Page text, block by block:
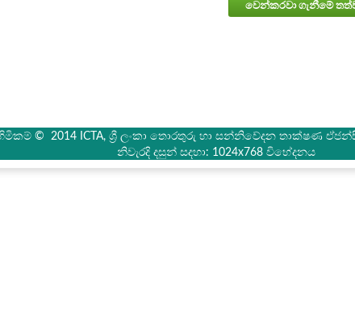
© 2014 ICTA, ශ්‍රී ලංකා තොරතුරු හා සන්නිවේදන තාක්ෂණ
නිවැරදි දසුන් සදහා: 1024x768 විභේදනය